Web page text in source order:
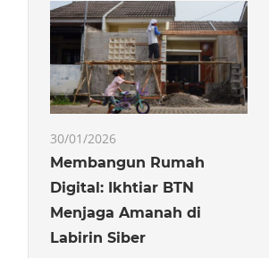
30/01/2026
Membangun Rumah
Digital: Ikhtiar BTN
Menjaga Amanah di
Labirin Siber